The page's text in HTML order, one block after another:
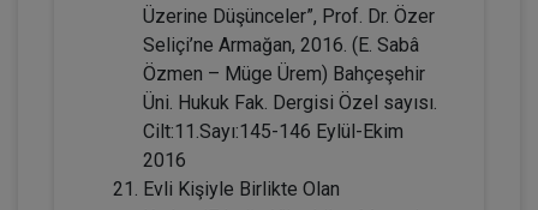
Üzerine Düşünceler”, Prof. Dr. Özer
Seliçi’ne Armağan, 2016. (E. Sabâ
Özmen – Müge Ürem) Bahçeşehir
Üni. Hukuk Fak. Dergisi Özel sayısı.
Cilt:11.Sayı:145-146 Eylül-Ekim
2016
Evli Kişiyle Birlikte Olan